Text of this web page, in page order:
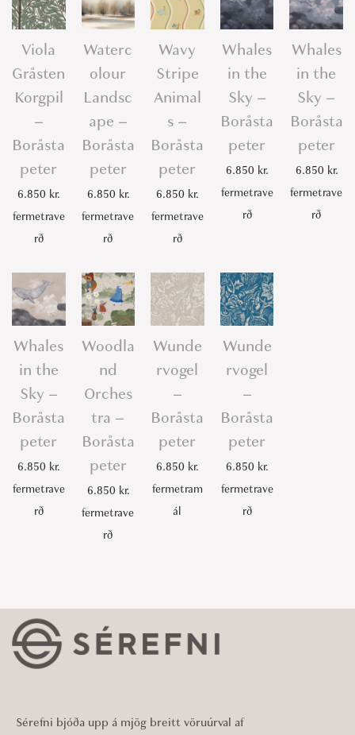
Viola
Gråsten
Korgpil
–
Boråsta
peter
6.850 kr.
fermetrave
rð
Waterc
olour
Landsc
ape –
Boråsta
peter
6.850 kr.
fermetrave
rð
Wavy
Stripe
Animal
s –
Boråsta
peter
6.850 kr.
fermetrave
rð
Whales
in the
Sky –
Boråsta
peter
6.850 kr.
fermetrave
rð
Whales
in the
Sky –
Boråsta
peter
6.850 kr.
fermetrave
rð
Whales
in the
Sky –
Boråsta
peter
6.850 kr.
fermetrave
rð
Woodla
nd
Orches
tra –
Boråsta
peter
6.850 kr.
fermetrave
rð
Wunde
rvogel
–
Boråsta
peter
6.850 kr.
fermetram
ál
Wunde
rvogel
–
Boråsta
peter
6.850 kr.
fermetrave
rð
Sérefni bjóða upp á mjög breitt vöruúrval af